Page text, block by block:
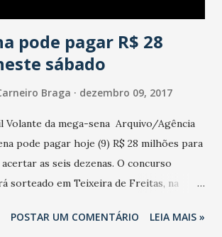
pode pagar R$ 28
sábado
Braga dezembro 09, 2017
Volante da mega-sena Arquivo/Agência
pode pagar hoje (9) R$ 28 milhões para
as seis dezenas. O concurso
sorteado em Teixeira de Freitas, na
qualquer lotérica do país e custam a
POSTAR UM COMENTÁRIO LEIA MAIS »